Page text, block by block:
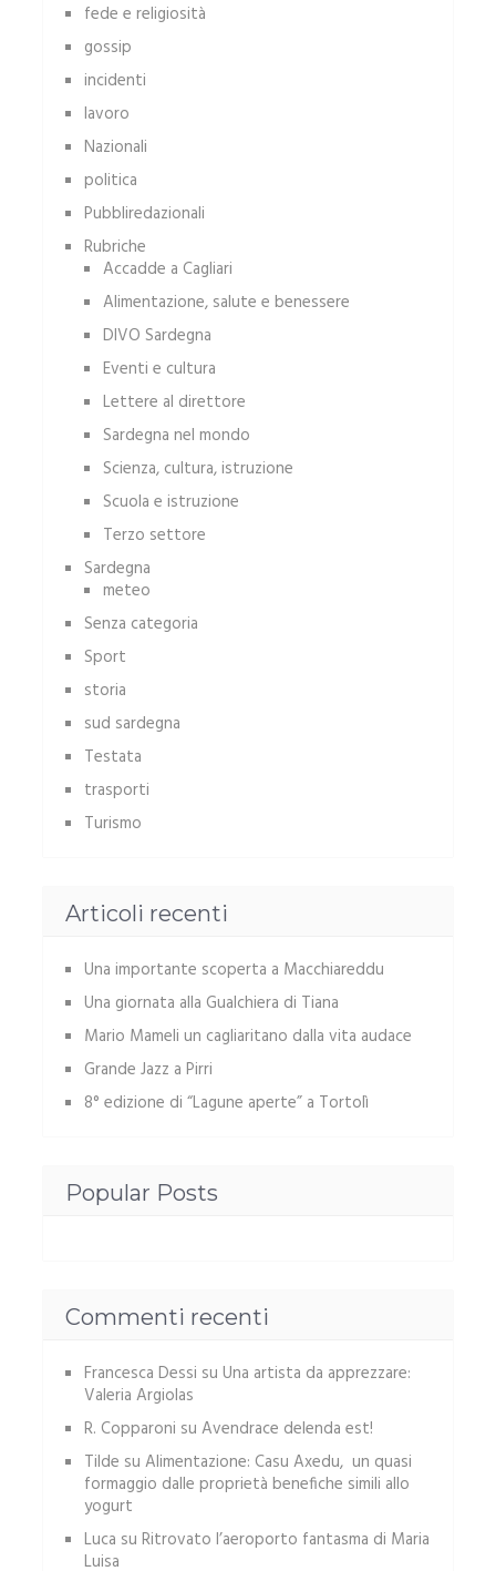
fede e religiosità
gossip
incidenti
lavoro
Nazionali
politica
Pubbliredazionali
Rubriche
Accadde a Cagliari
Alimentazione, salute e benessere
DIVO Sardegna
Eventi e cultura
Lettere al direttore
Sardegna nel mondo
Scienza, cultura, istruzione
Scuola e istruzione
Terzo settore
Sardegna
meteo
Senza categoria
Sport
storia
sud sardegna
Testata
trasporti
Turismo
Articoli recenti
Una importante scoperta a Macchiareddu
Una giornata alla Gualchiera di Tiana
Mario Mameli un cagliaritano dalla vita audace
Grande Jazz a Pirri
8° edizione di “Lagune aperte” a Tortolì
Popular Posts
Commenti recenti
Francesca Dessi su Una artista da apprezzare:
Valeria Argiolas
R. Copparoni su Avendrace delenda est!
Tilde su Alimentazione: Casu Axedu, un quasi
formaggio dalle proprietà benefiche simili allo
yogurt
Luca su Ritrovato l’aeroporto fantasma di Maria
Luisa